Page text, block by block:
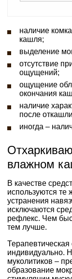
наличие
кашля;
выделение
отсутствие
ощущений;
ощущение
окончания
наличие
после
иногда –
влажном
В качестве
используются те
устранения
исключаются
рефлекс. Чем
тем лучше.
индивидуально.
муколитиков –
образование